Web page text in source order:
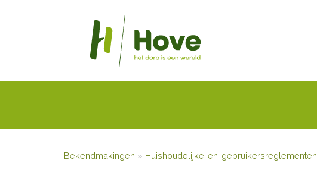
Bekendmakingen » Huishoudelijke-en-gebruikersreglementen